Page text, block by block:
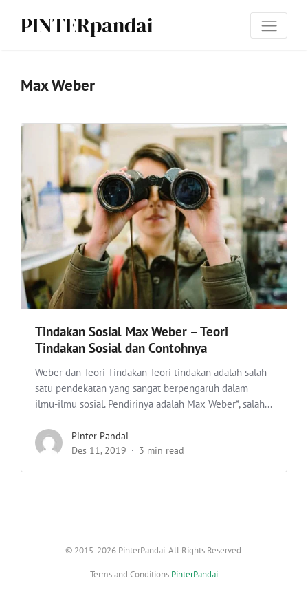
PINTERpandai
Max Weber
Tindakan Sosial Max Weber – Teori
Tindakan Sosial dan Contohnya
Weber dan Teori Tindakan Teori tindakan adalah salah
satu pendekatan yang sangat berpengaruh dalam
ilmu-ilmu sosial. Pendirinya adalah Max Weber*, salah...
Pinter Pandai
Des 11, 2019
3 min read
© 2015-2026 PinterPandai. All Rights Reserved.
Terms and Conditions PinterPandai